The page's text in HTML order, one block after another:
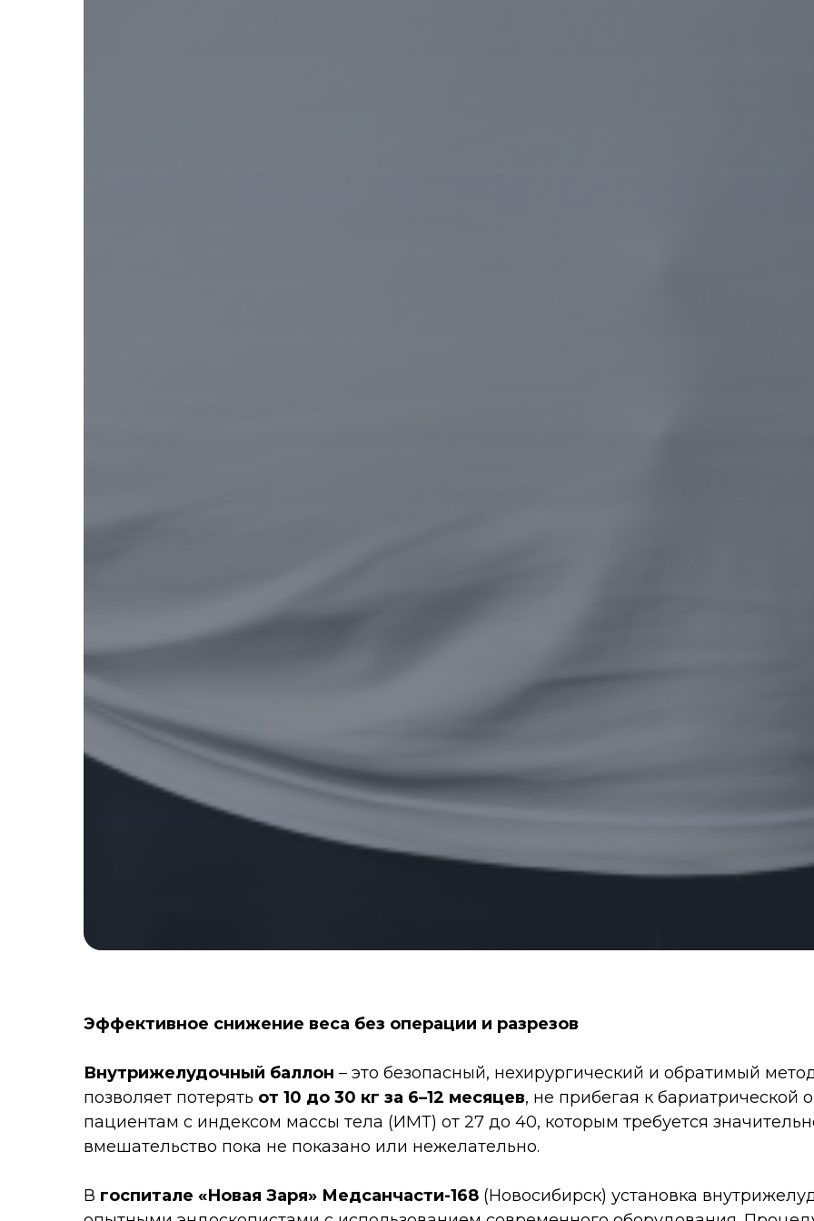
Эффективное снижение веса без операции и разрезов
Внутрижелудочный баллон – это безопасный, нехирургический и обратимый
позволяет потерять от 10 до 30 кг за 6–12 месяцев, не прибегая к
пациентам с индексом массы тела (ИМТ) от 27 до 40, которым требуется
вмешательство пока не показано или нежелательно.
В госпитале «Новая Заря» Медсанчасти-168 (Новосибирск) установка